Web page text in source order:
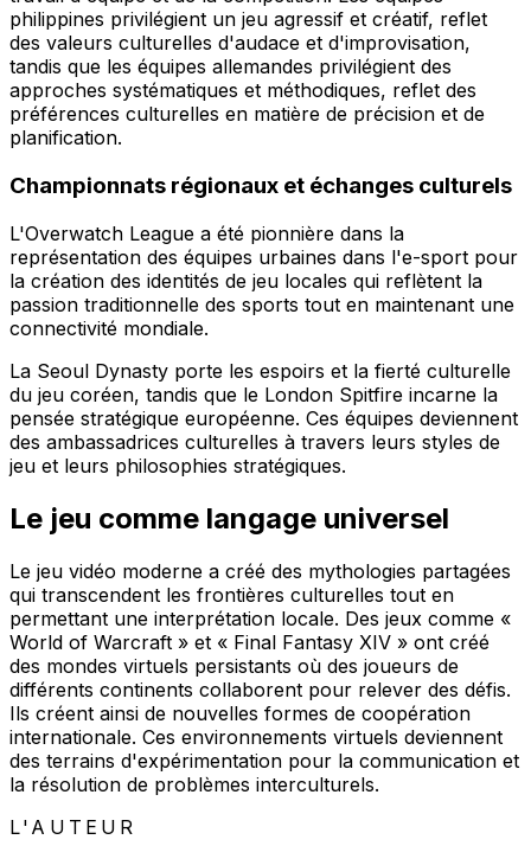
philippines privilégient un jeu agressif et créatif, reflet
des valeurs culturelles d'audace et d'improvisation,
tandis que les équipes allemandes privilégient des
approches systématiques et méthodiques, reflet des
préférences culturelles en matière de précision et de
planification.
Championnats régionaux et échanges culturels
L'Overwatch League a été pionnière dans la
représentation des équipes urbaines dans l'e-sport pour
la création des identités de jeu locales qui reflètent la
passion traditionnelle des sports tout en maintenant une
connectivité mondiale.
La Seoul Dynasty porte les espoirs et la fierté culturelle
du jeu coréen, tandis que le London Spitfire incarne la
pensée stratégique européenne. Ces équipes deviennent
des ambassadrices culturelles à travers leurs styles de
jeu et leurs philosophies stratégiques.
Le jeu comme langage universel
Le jeu vidéo moderne a créé des mythologies partagées
qui transcendent les frontières culturelles tout en
permettant une interprétation locale. Des jeux comme «
World of Warcraft » et « Final Fantasy XIV » ont créé
des mondes virtuels persistants où des joueurs de
différents continents collaborent pour relever des défis.
Ils créent ainsi de nouvelles formes de coopération
internationale. Ces environnements virtuels deviennent
des terrains d'expérimentation pour la communication et
la résolution de problèmes interculturels.
L'AUTEUR